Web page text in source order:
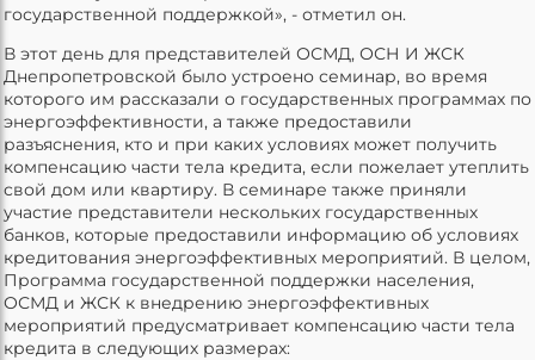
государственной поддержкой», - отметил он.
В этот день для представителей ОСМД, ОСН И ЖСК
Днепропетровской было устроено семинар, во время
которого им рассказали о государственных программах по
энергоэффективности, а также предоставили
разъяснения, кто и при каких условиях может получить
компенсацию части тела кредита, если пожелает утеплить
свой дом или квартиру. В семинаре также приняли
участие представители нескольких государственных
банков, которые предоставили информацию об условиях
кредитования энергоэффективных мероприятий. В целом,
Программа государственной поддержки населения,
ОСМД и ЖСК к внедрению энергоэффективных
мероприятий предусматривает компенсацию части тела
кредита в следующих размерах: